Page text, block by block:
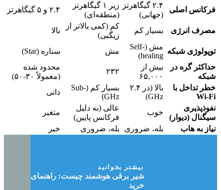
فرکانس اصلی
۲.۴ گیگاهرتز
(جهانی)
زیر ۱ گیگاهرتز
(منطقه‌ای)
۲.۴ و ۵ گیگاهرتز
مصرف انرژی بسیار کم
کم (کمی بالاتر از
زیگبی)
بالا
توپولوژی شبکه
مش (Self-
healing)
مش
ستاره (Star)
حداکثر گره در
شبکه
بیش از
۶۵,۰۰۰
۲۳۲
محدود شده
(معمولاً ۳۰-۵۰)
خطر تداخل با
Wi-Fi
بالا (در ۲.۴
GHz)
بسیار کم (Sub-
GHz)
ذاتی
نفوذپذیری
سیگنال (دیوار)
خوب
عالی (به دلیل
فرکانس پایین)
متغیر
نیاز به هاب
بله، ضروری بله، ضروری خیر
بیشتر بخوانید
شیر برقی هوشمند چیست: راهنمای جامع
خرید